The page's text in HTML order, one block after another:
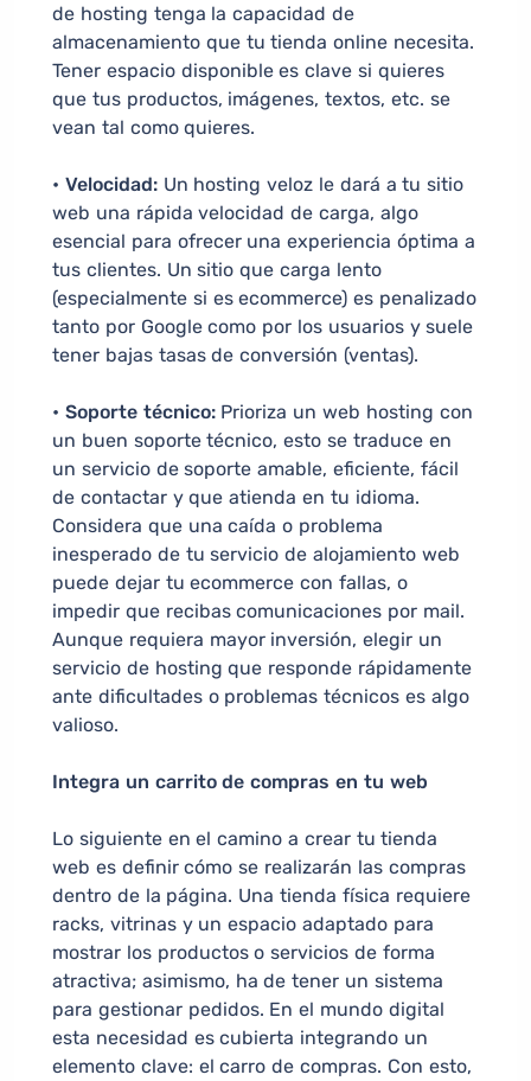
de hosting tenga la capacidad de
almacenamiento que tu tienda online necesita.
Tener espacio disponible es clave si quieres
que tus productos, imágenes, textos, etc. se
vean tal como quieres.
• Velocidad:Un hosting veloz le dará a tu sitio
web una rápida velocidad de carga, algo
esencial para ofrecer una experiencia óptima a
tus clientes. Un sitio que carga lento
(especialmente si es ecommerce) es penalizado
tanto por Google como por los usuarios y suele
tener bajas tasas de conversión (ventas).
• Soporte técnico:Prioriza un web hosting con
un buen soporte técnico, esto se traduce en
un servicio de soporte amable, eficiente, fácil
de contactar y que atienda en tu idioma.
Considera que una caída o problema
inesperado de tu servicio de alojamiento web
puede dejar tu ecommerce con fallas, o
impedir que recibas comunicaciones por mail.
Aunque requiera mayor inversión, elegir un
servicio de hosting que responde rápidamente
ante dificultades o problemas técnicos es algo
valioso.
Integra un carrito de compras en tu web
Lo siguiente en el camino a crear tu tienda
web es definir cómo se realizarán las compras
dentro de la página. Una tienda física requiere
racks, vitrinas y un espacio adaptado para
mostrar los productos o servicios de forma
atractiva; asimismo, ha de tener un sistema
para gestionar pedidos. En el mundo digital
esta necesidad es cubierta integrando un
elemento clave: el carro de compras. Con esto,